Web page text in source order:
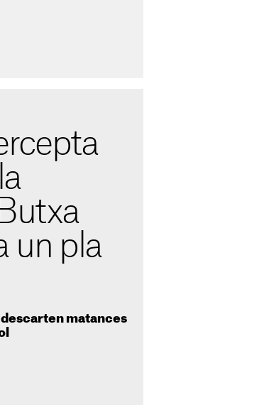
un pla
descarten matances